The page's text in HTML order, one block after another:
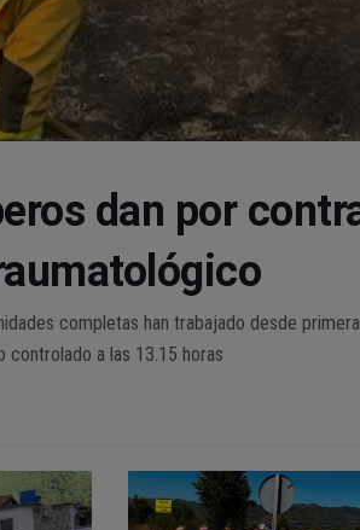
dan por
completas han trabajado desde
controlado a las 13.15 horas